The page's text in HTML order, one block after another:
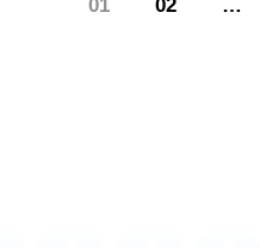
01 02 …